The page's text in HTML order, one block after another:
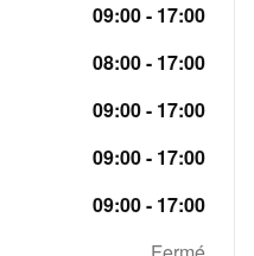
09:00 - 17:00
08:00 - 17:00
09:00 - 17:00
09:00 - 17:00
09:00 - 17:00